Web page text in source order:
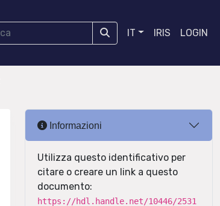
IT IRIS LOGIN
Informazioni
Utilizza questo identificativo per
citare o creare un link a questo
documento:
https://hdl.handle.net/10446/2531